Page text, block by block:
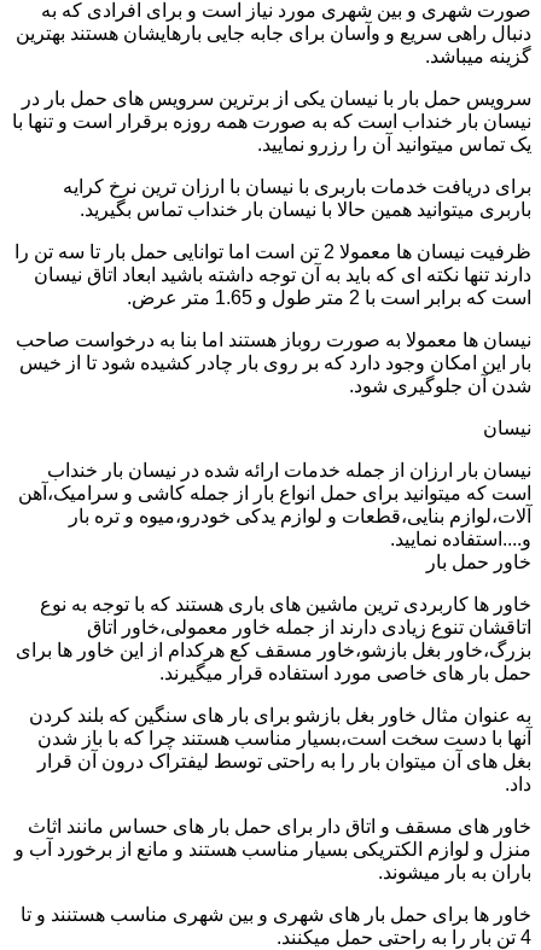
صورت شهری و بین شهری مورد نیاز است و برای افرادی که به
دنبال راهی سریع و وآسان برای جابه جایی بارهایشان هستند بهترین
گزینه میباشد.
سرویس حمل بار با نیسان یکی از برترین سرویس های حمل بار در
نیسان بار خنداب است که به صورت همه روزه برقرار است و تنها با
یک تماس میتوانید آن را رزرو نمایید.
برای دریافت خدمات باربری با نیسان با ارزان ترین نرخ کرایه
باربری میتوانید همین حالا با نیسان بار خنداب تماس بگیرید.
ظرفیت نیسان ها معمولا 2 تن است اما توانایی حمل بار تا سه تن را
دارند تنها نکته ای که باید به آن توجه داشته باشید ابعاد اتاق نیسان
است که برابر است با 2 متر طول و 1.65 متر عرض.
نیسان ها معمولا به صورت روباز هستند اما بنا به درخواست صاحب
بار این امکان وجود دارد که بر روی بار چادر کشیده شود تا از خیس
شدن آن جلوگیری شود.
نیسان
نیسان بار ارزان از جمله خدمات ارائه شده در نیسان بار خنداب
است که میتوانید برای حمل انواع بار از جمله کاشی و سرامیک،آهن
آلات،لوازم بنایی،قطعات و لوازم یدکی خودرو،میوه و تره بار
و....استفاده نمایید.
خاور حمل بار
خاور ها کاربردی ترین ماشین های باری هستند که با توجه به نوع
اتاقشان تنوع زیادی دارند از جمله خاور معمولی،خاور اتاق
بزرگ،خاور بغل بازشو،خاور مسقف کع هرکدام از این خاور ها برای
حمل بار های خاصی مورد استفاده قرار میگیرند.
به عنوان مثال خاور بغل بازشو برای بار های سنگین که بلند کردن
آنها با دست سخت است،بسیار مناسب هستند چرا که با باز شدن
بغل های آن میتوان بار را به راحتی توسط لیفتراک درون آن قرار
داد.
خاور های مسقف و اتاق دار برای حمل بار های حساس مانند اثاث
منزل و لوازم الکتریکی بسیار مناسب هستند و مانع از برخورد آب و
باران به بار میشوند.
خاور ها برای حمل بار های شهری و بین شهری مناسب هستنند و تا
4 تن بار را به راحتی حمل میکنند.